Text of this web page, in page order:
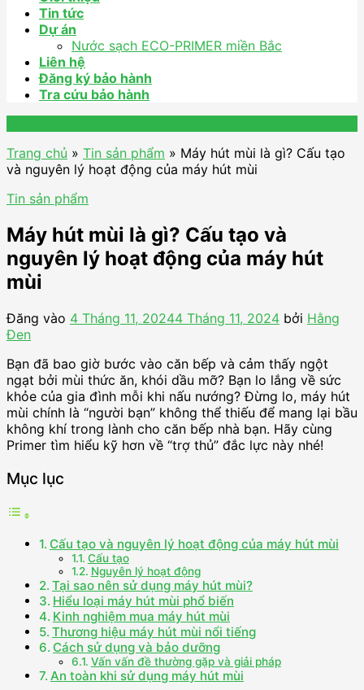
Tin tức
Dự án
Nước sạch ECO-PRIMER miền Bắc
Liên hệ
Đăng ký bảo hành
Tra cứu bảo hành
Trang chủ » Tin sản phẩm » Máy hút mùi là gì? Cấu tạo
và nguyên lý hoạt động của máy hút mùi
Tin sản phẩm
Máy hút mùi là gì? Cấu tạo và
nguyên lý hoạt động của máy hút
mùi
Đăng vào 4 Tháng 11, 20244 Tháng 11, 2024 bởi Hằng
Đen
Bạn đã bao giờ bước vào căn bếp và cảm thấy ngột
ngạt bởi mùi thức ăn, khói dầu mỡ? Bạn lo lắng về sức
khỏe của gia đình mỗi khi nấu nướng? Đừng lo, máy hút
mùi chính là “người bạn” không thể thiếu để mang lại bầu
không khí trong lành cho căn bếp nhà bạn. Hãy cùng
Primer tìm hiểu kỹ hơn về “trợ thủ” đắc lực này nhé!
Mục lục
Cấu tạo và nguyên lý hoạt động của máy hút mùi
Cấu tạo
Nguyên lý hoạt động
Tại sao nên sử dụng máy hút mùi?
Hiểu loại máy hút mùi phổ biến
Kinh nghiệm mua máy hút mùi
Thương hiệu máy hút mùi nổi tiếng
Cách sử dụng và bảo dưỡng
Vấn vấn đề thường gặp và giải pháp
An toàn khi sử dụng máy hút mùi